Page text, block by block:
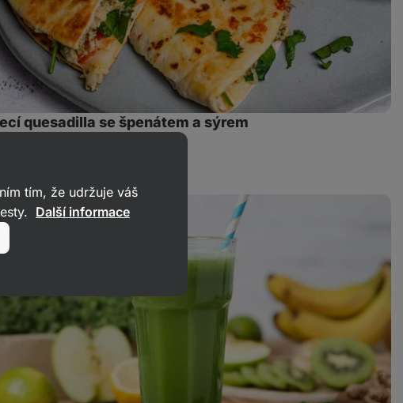
quesadilla se špenátem a sýrem
tím, že udržuje váš
Další informace